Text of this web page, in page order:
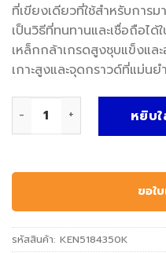
ที่เขียงเดียวที่ใช้สำหรับการ
เป็นวิธีที่ทนทานและเชื่อถือไ
เหล็กกล้าเกรดสูงชุบแข็งแล
เกาะสูงและจุดกราวด์ที่แม่น
หยิบ
ขอใ
รหัสสินค้า: KEN5184350K